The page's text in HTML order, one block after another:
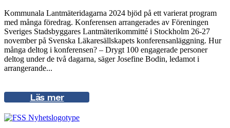
Kommunala Lantmäteridagarna 2024 bjöd på ett varierat program
med många föredrag. Konferensen arrangerades av Föreningen
Sveriges Stadsbyggares Lantmäterikommitté i Stockholm 26-27
november på Svenska Läkaresällskapets konferensanläggning. Hur
många deltog i konferensen? – Drygt 100 engagerade personer
deltog under de två dagarna, säger Josefine Bodin, ledamot i
arrangerande...
Läs mer